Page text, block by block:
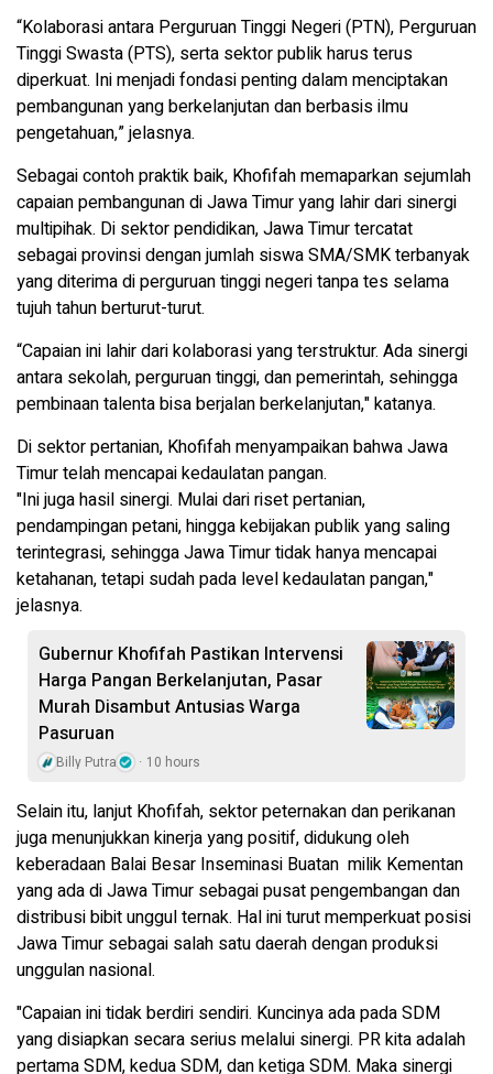
“Kolaborasi antara Perguruan Tinggi Negeri (PTN), Perguruan
Tinggi Swasta (PTS), serta sektor publik harus terus
diperkuat. Ini menjadi fondasi penting dalam menciptakan
pembangunan yang berkelanjutan dan berbasis ilmu
pengetahuan,” jelasnya.
Sebagai contoh praktik baik, Khofifah memaparkan sejumlah
capaian pembangunan di Jawa Timur yang lahir dari sinergi
multipihak. Di sektor pendidikan, Jawa Timur tercatat
sebagai provinsi dengan jumlah siswa SMA/SMK terbanyak
yang diterima di perguruan tinggi negeri tanpa tes selama
tujuh tahun berturut-turut.
“Capaian ini lahir dari kolaborasi yang terstruktur. Ada sinergi
antara sekolah, perguruan tinggi, dan pemerintah, sehingga
pembinaan talenta bisa berjalan berkelanjutan," katanya.
Di sektor pertanian, Khofifah menyampaikan bahwa Jawa
Timur telah mencapai kedaulatan pangan.
"Ini juga hasil sinergi. Mulai dari riset pertanian,
pendampingan petani, hingga kebijakan publik yang saling
terintegrasi, sehingga Jawa Timur tidak hanya mencapai
ketahanan, tetapi sudah pada level kedaulatan pangan,"
jelasnya.
Gubernur Khofifah Pastikan Intervensi
Harga Pangan Berkelanjutan, Pasar
Murah Disambut Antusias Warga
Pasuruan
Billy Putra 10 hours
Selain itu, lanjut Khofifah, sektor peternakan dan perikanan
juga menunjukkan kinerja yang positif, didukung oleh
keberadaan Balai Besar Inseminasi Buatan milik Kementan
yang ada di Jawa Timur sebagai pusat pengembangan dan
distribusi bibit unggul ternak. Hal ini turut memperkuat posisi
Jawa Timur sebagai salah satu daerah dengan produksi
unggulan nasional.
"Capaian ini tidak berdiri sendiri. Kuncinya ada pada SDM
yang disiapkan secara serius melalui sinergi. PR kita adalah
pertama SDM, kedua SDM, dan ketiga SDM. Maka sinergi